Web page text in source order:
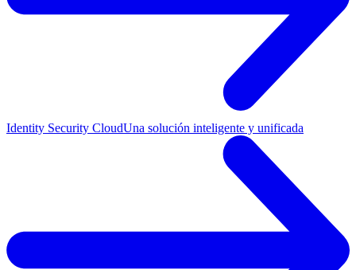
Identity Security CloudUna solución inteligente y unificada